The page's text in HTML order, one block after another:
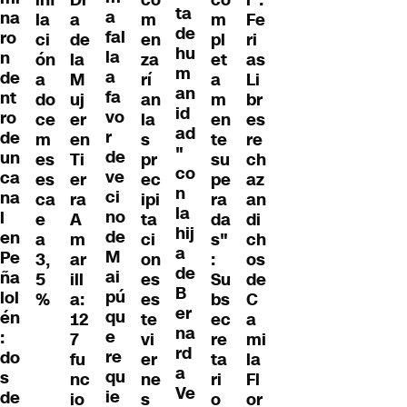
na
ro
n
de
nt
ro
de
un
ca
na
l
en
Pe
ña
lol
én
:
do
s
de
la
ci
ón
a
do
ce
m
es
es
ca
e
a
3,
5
%
a
de
la
M
uj
er
en
Ti
er
ra
A
m
ar
ill
a:
12
7
fu
nc
io
a
fal
la
a
fa
vo
r
de
ve
ci
no
de
M
ai
pú
qu
e
re
qu
ie
m
en
za
rí
an
la
s
pr
ec
ipi
ta
ci
on
es
es
te
vi
er
ne
s
ta
de
hu
m
an
id
ad
"
co
n
la
hij
a
de
B
er
na
rd
a
Ve
m
pl
et
a
m
en
te
su
pe
ra
da
s"
:
Su
bs
ec
re
ta
ri
o
Fe
ri
as
Li
br
es
re
ch
az
an
di
ch
os
de
C
a
mi
la
Fl
or